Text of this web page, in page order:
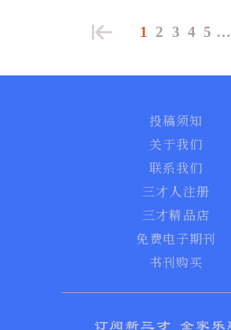
1 2 3 4 5 …
投稿须知
关于我们
联系我们
三才人注册
三才精品店
免费电子期刊
书刊购买
订阅新三才 全家乐